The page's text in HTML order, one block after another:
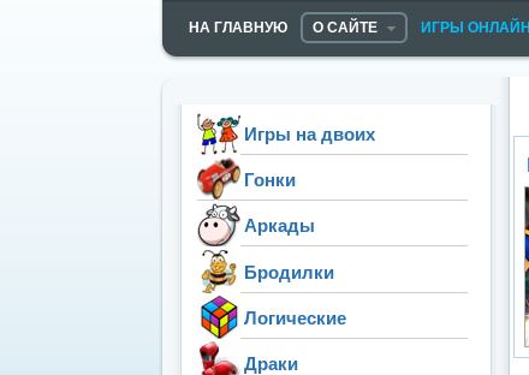
НА ГЛАВНУЮ О САЙТЕ ИГРЫ ОНЛАЙН
Игры на двоих
Гонки
Аркады
Бродилки
Логические
Драки